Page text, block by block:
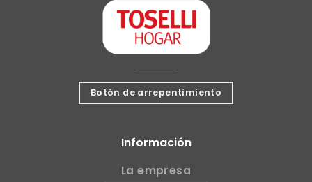
Botón de arrepentimiento
Información
La empresa